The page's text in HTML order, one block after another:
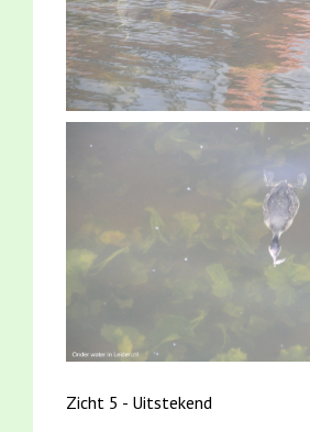
Zicht 5 - Uitstekend